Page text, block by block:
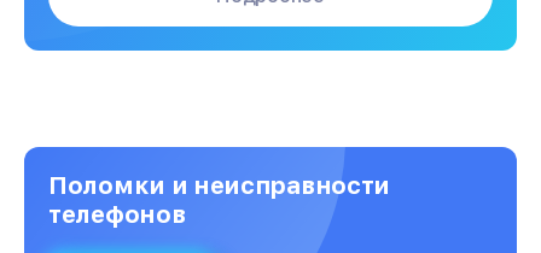
Поломки и неисправности
телефонов